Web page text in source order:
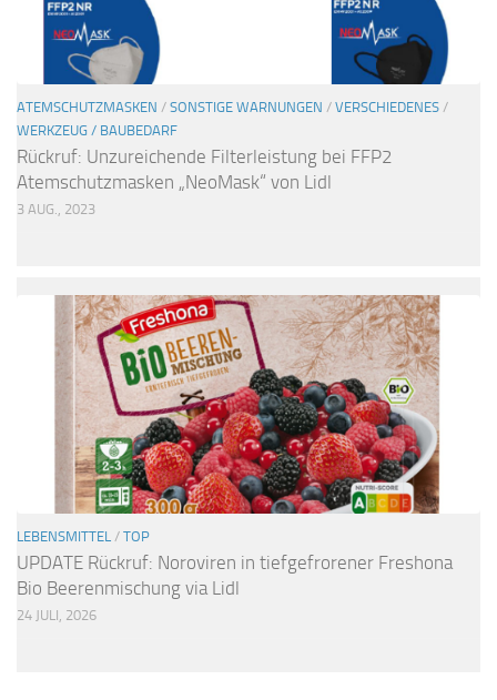
ATEMSCHUTZMASKEN / SONSTIGE WARNUNGEN / VERSCHIEDENES /
WERKZEUG / BAUBEDARF
Rückruf: Unzureichende Filterleistung bei FFP2
Atemschutzmasken „NeoMask“ von Lidl
3 AUG., 2023
LEBENSMITTEL / TOP
UPDATE Rückruf: Noroviren in tiefgefrorener Freshona
Bio Beerenmischung via Lidl
24 JULI, 2026